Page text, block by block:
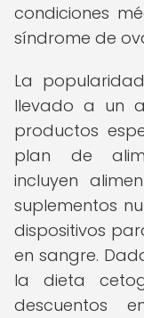
condiciones
síndrome de
La
llevado a un
productos
plan de
incluyen
suplementos
dispositivos
en sangre.
la dieta
descuentos